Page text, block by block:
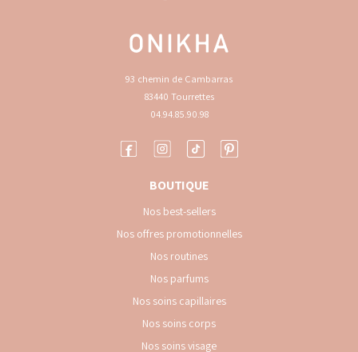
93 chemin de Cambarras
83440 Tourrettes
04.94.85.90.98
BOUTIQUE
Nos best-sellers
Nos offres promotionnelles
Nos routines
Nos parfums
Nos soins capillaires
Nos soins corps
Nos soins visage